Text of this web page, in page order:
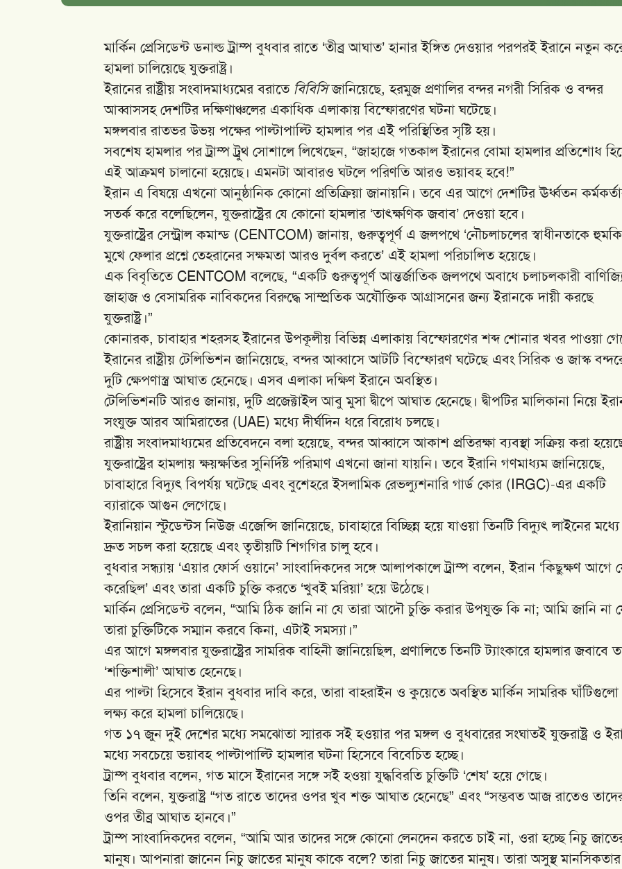
মার্কিন প্রেসিডেন্ট ডনাল্ড ট্রাম্প বুধবার রাতে ‘তীব্র আঘাত’ হানার ইঙ্গিত দেওয়ার পরপরই ইরানে নতুন
হামলা চালিয়েছে যুক্তরাষ্ট্র।
ইরানের রাষ্ট্রীয় সংবাদমাধ্যমের বরাতে বিবিসিজানিয়েছে, হরমুজ প্রণালির বন্দর নগরী সিরিক ও বন্দর
আব্বাসসহ দেশটির দক্ষিণাঞ্চলের একাধিক এলাকায় বিস্ফোরণের ঘটনা ঘটেছে।
মঙ্গলবার রাতভর উভয় পক্ষের পাল্টাপাল্টি হামলার পর এই পরিস্থিতির সৃষ্টি হয়।
সবশেষ হামলার পর ট্রাম্প ট্রুথ সোশালে লিখেছেন, “জাহাজে গতকাল ইরানের বোমা হামলার প্রতিশোধ
এই আক্রমণ চালানো হয়েছে। এমনটা আবারও ঘটলে পরিণতি আরও ভয়াবহ হবে!”
ইরান এ বিষয়ে এখনো আনুষ্ঠানিক কোনো প্রতিক্রিয়া জানায়নি। তবে এর আগে দেশটির ঊর্ধ্বতন
সতর্ক করে বলেছিলেন, যুক্তরাষ্ট্রের যে কোনো হামলার ‘তাৎক্ষণিক জবাব’ দেওয়া হবে।
যুক্তরাষ্ট্রের সেন্ট্রাল কমান্ড (CENTCOM) জানায়, গুরুত্বপূর্ণ এ জলপথে ‘নৌচলাচলের স্বাধীনতাকে
মুখে ফেলার প্রশ্নে তেহরানের সক্ষমতা আরও দুর্বল করতে’ এই হামলা পরিচালিত হয়েছে।
এক বিবৃতিতে CENTCOM বলেছে, “একটি গুরুত্বপূর্ণ আন্তর্জাতিক জলপথে অবাধে চলাচলকারী
জাহাজ ও বেসামরিক নাবিকদের বিরুদ্ধে সাম্প্রতিক অযৌক্তিক আগ্রাসনের জন্য ইরানকে দায়ী করছে
যুক্তরাষ্ট্র।”
কোনারক, চাবাহার শহরসহ ইরানের উপকূলীয় বিভিন্ন এলাকায় বিস্ফোরণের শব্দ শোনার খবর পাওয়া
ইরানের রাষ্ট্রীয় টেলিভিশন জানিয়েছে, বন্দর আব্বাসে আটটি বিস্ফোরণ ঘটেছে এবং সিরিক ও জাস্ক
দুটি ক্ষেপণাস্ত্র আঘাত হেনেছে। এসব এলাকা দক্ষিণ ইরানে অবস্থিত।
টেলিভিশনটি আরও জানায়, দুটি প্রজেক্টাইল আবু মুসা দ্বীপে আঘাত হেনেছে। দ্বীপটির মালিকানা নিয়ে
সংযুক্ত আরব আমিরাতের (UAE) মধ্যে দীর্ঘদিন ধরে বিরোধ চলছে।
রাষ্ট্রীয় সংবাদমাধ্যমের প্রতিবেদনে বলা হয়েছে, বন্দর আব্বাসে আকাশ প্রতিরক্ষা ব্যবস্থা সক্রিয় করা
যুক্তরাষ্ট্রের হামলায় ক্ষয়ক্ষতির সুনির্দিষ্ট পরিমাণ এখনো জানা যায়নি। তবে ইরানি গণমাধ্যম জানিয়েছে,
চাবাহারে বিদ্যুৎ বিপর্যয় ঘটেছে এবং বুশেহরে ইসলামিক রেভল্যুশনারি গার্ড কোর (IRGC)-এর একটি
ব্যারাকে আগুন লেগেছে।
ইরানিয়ান স্টুডেন্টস নিউজ এজেন্সি জানিয়েছে, চাবাহারে বিচ্ছিন্ন হয়ে যাওয়া তিনটি বিদ্যুৎ লাইনের
দ্রুত সচল করা হয়েছে এবং তৃতীয়টি শিগগির চালু হবে।
বুধবার সন্ধ্যায় ‘এয়ার ফোর্স ওয়ানে’ সাংবাদিকদের সঙ্গে আলাপকালে ট্রাম্প বলেন, ইরান ‘কিছুক্ষণ আগে
করেছিল’ এবং তারা একটি চুক্তি করতে ‘খুবই মরিয়া’ হয়ে উঠেছে।
মার্কিন প্রেসিডেন্ট বলেন, “আমি ঠিক জানি না যে তারা আদৌ চুক্তি করার উপযুক্ত কি না; আমি জানি না
তারা চুক্তিটিকে সম্মান করবে কিনা, এটাই সমস্যা।”
এর আগে মঙ্গলবার যুক্তরাষ্ট্রের সামরিক বাহিনী জানিয়েছিল, প্রণালিতে তিনটি ট্যাংকারে হামলার জবাবে
‘শক্তিশালী’ আঘাত হেনেছে।
এর পাল্টা হিসেবে ইরান বুধবার দাবি করে, তারা বাহরাইন ও কুয়েতে অবস্থিত মার্কিন সামরিক ঘাঁটিগুলো
লক্ষ্য করে হামলা চালিয়েছে।
গত ১৭ জুন দুই দেশের মধ্যে সমঝোতা স্মারক সই হওয়ার পর মঙ্গল ও বুধবারের সংঘাতই যুক্তরাষ্ট্র ও
মধ্যে সবচেয়ে ভয়াবহ পাল্টাপাল্টি হামলার ঘটনা হিসেবে বিবেচিত হচ্ছে।
ট্রাম্প বুধবার বলেন, গত মাসে ইরানের সঙ্গে সই হওয়া যুদ্ধবিরতি চুক্তিটি ‘শেষ’ হয়ে গেছে।
তিনি বলেন, যুক্তরাষ্ট্র “গত রাতে তাদের ওপর খুব শক্ত আঘাত হেনেছে” এবং “সম্ভবত আজ রাতেও
ওপর তীব্র আঘাত হানবে।”
ট্রাম্প সাংবাদিকদের বলেন, “আমি আর তাদের সঙ্গে কোনো লেনদেন করতে চাই না, ওরা হচ্ছে নিচু
মানুষ। আপনারা জানেন নিচু জাতের মানুষ কাকে বলে? তারা নিচু জাতের মানুষ। তারা অসুস্থ মানসিকতার